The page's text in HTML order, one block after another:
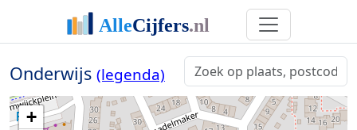
Onderwijs (legenda)
+